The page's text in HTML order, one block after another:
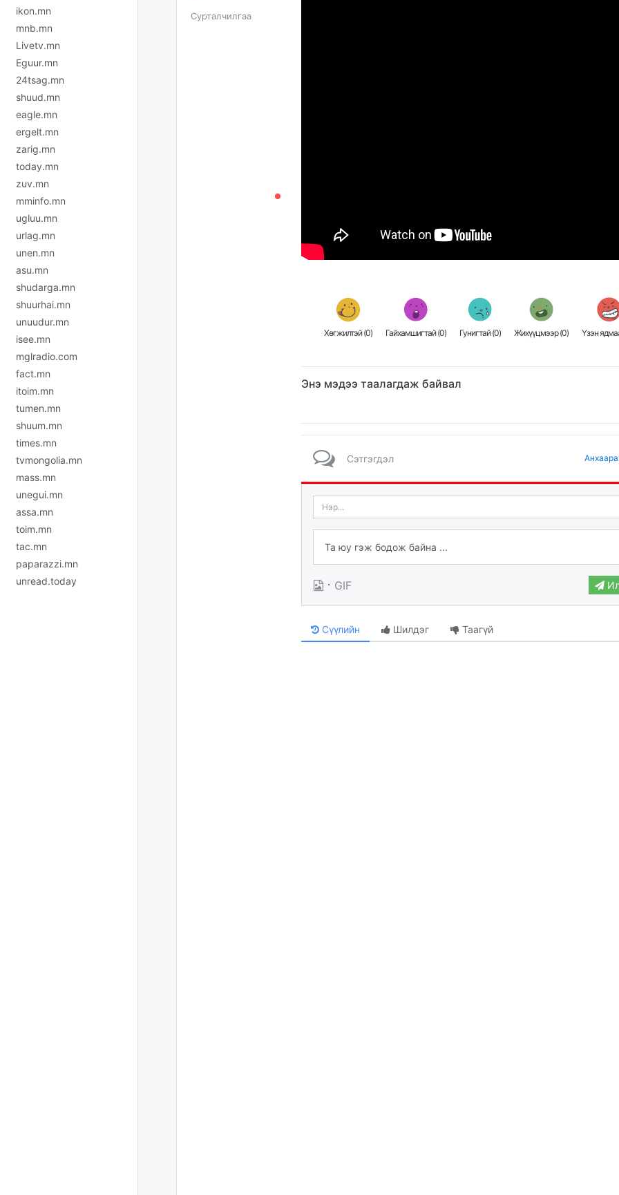
ikon.mn
mnb.mn
Livetv.mn
Eguur.mn
24tsag.mn
shuud.mn
eagle.mn
ergelt.mn
zarig.mn
today.mn
zuv.mn
mminfo.mn
ugluu.mn
urlag.mn
unen.mn
asu.mn
shudarga.mn
shuurhai.mn
unuudur.mn
isee.mn
mglradio.com
fact.mn
itoim.mn
tumen.mn
shuum.mn
times.mn
tvmongolia.mn
mass.mn
unegui.mn
assa.mn
toim.mn
tac.mn
paparazzi.mn
unread.today
Сурталчилгаа
Хөгжилтэй (0) Гайхамшигтай (0) Гунигтай (0) Жихүүцмээр (0) Үзэн
Энэ мэдээ таалагдаж байвал
Сэтгэгдэл
· GIF
Сүүлийн Шилдэг Таагүй